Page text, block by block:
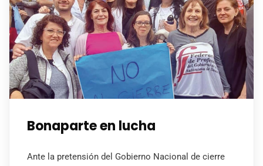
Bonaparte en lucha
Ante la pretensión del Gobierno Nacional de cierre